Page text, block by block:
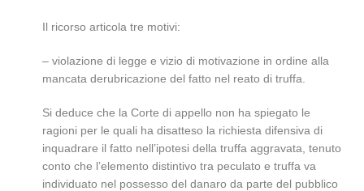
Il ricorso articola tre motivi:
– violazione di legge e vizio di motivazione in ordine alla
mancata derubricazione del fatto nel reato di truffa.
Si deduce che la Corte di appello non ha spiegato le
ragioni per le quali ha disatteso la richiesta difensiva di
inquadrare il fatto nell’ipotesi della truffa aggravata, tenuto
conto che l’elemento distintivo tra peculato e truffa va
individuato nel possesso del danaro da parte del pubblico